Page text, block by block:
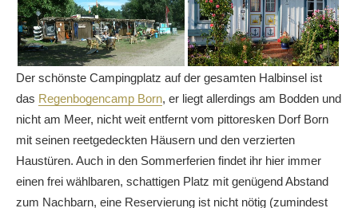
Der schönste Campingplatz auf der gesamten Halbinsel ist
das Regenbogencamp Born, er liegt allerdings am Bodden und
nicht am Meer, nicht weit entfernt vom pittoresken Dorf Born
mit seinen reetgedeckten Häusern und den verzierten
Haustüren. Auch in den Sommerferien findet ihr hier immer
einen frei wählbaren, schattigen Platz mit genügend Abstand
zum Nachbarn, eine Reservierung ist nicht nötig (zumindest